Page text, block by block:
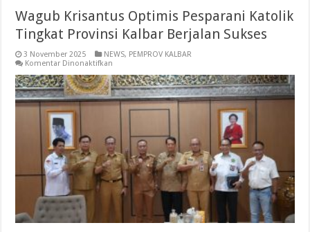
Wagub Krisantus Optimis Pesparani Katolik
Tingkat Provinsi Kalbar Berjalan Sukses
3 November 2025 NEWS, PEMPROV KALBAR
Komentar Dinonaktifkan
Krisantus
Optimis
Pesparani
Katolik
Kalbar
Berjalan
Sukses